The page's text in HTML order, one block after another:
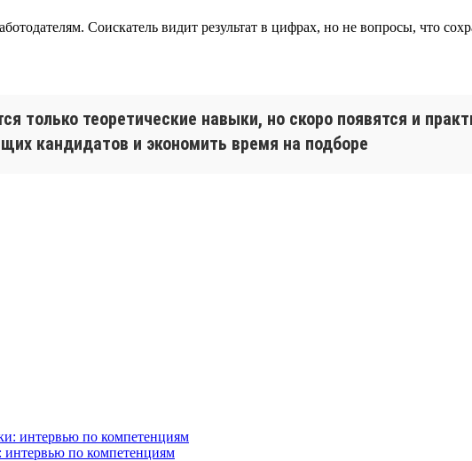
Соискатель видит результат в цифрах, но не вопросы, что
только теоретические навыки, но скоро появятся и
кандидатов и экономить время на подборе
по компетенциям